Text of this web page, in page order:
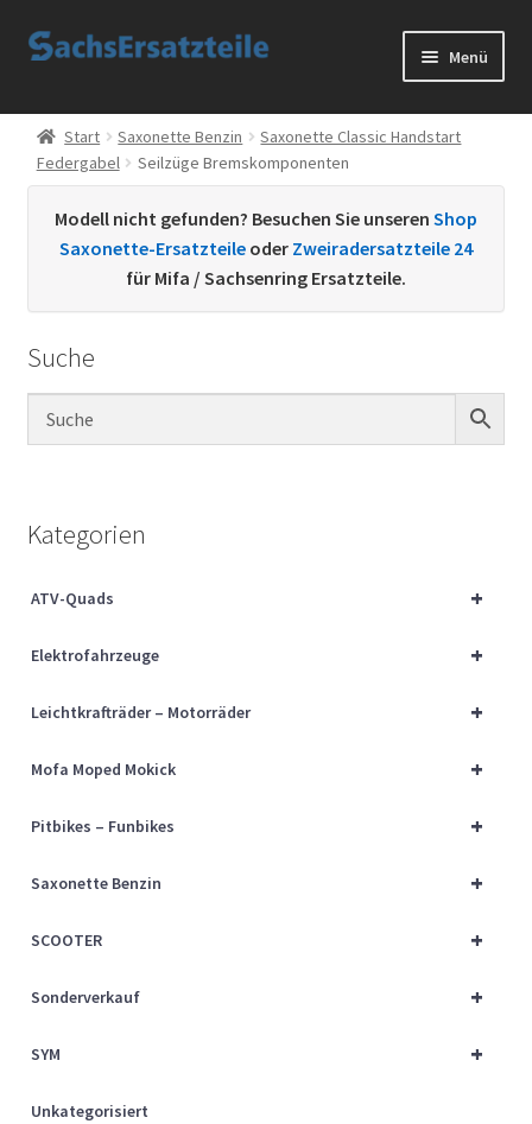
Zur
Zum
Menü
Start
AGB
Datenschutzerklärung
Kontakt
Sachs Ersatzteile
Über uns
Start Saxonette Benzin
Saxonette Classic Handstart
Federgabel
Seilzüge Bremskomponenten
Modell nicht gefunden? Besuchen Sie unseren Shop
Saxonette-Ersatzteile oder Zweiradersatzteile 24
für Mifa / Sachsenring Ersatzteile.
Suche
Kategorien
+
ATV-Quads
+
Elektrofahrzeuge
+
Leichtkrafträder – Motorräder
+
Mofa Moped Mokick
+
Pitbikes – Funbikes
+
Saxonette Benzin
+
SCOOTER
+
Sonderverkauf
+
SYM
Unkategorisiert